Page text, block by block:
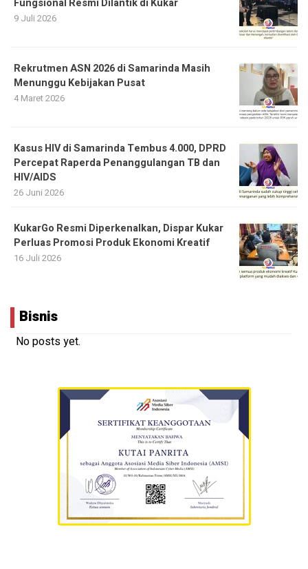
Fungsional Resmi Dilantik di Kukar
9 Juli 2026
Rekrutmen ASN 2026 di Samarinda Masih
Menunggu Kebijakan Pusat
4 Maret 2026
Kasus HIV di Samarinda Tembus 4.000, DPRD
Percepat Raperda Penanggulangan TB dan
HIV/AIDS
26 Juni 2026
KukarGo Resmi Diperkenalkan, Dispar Kukar
Perluas Promosi Produk Ekonomi Kreatif
16 Juli 2026
Bisnis
No posts yet.